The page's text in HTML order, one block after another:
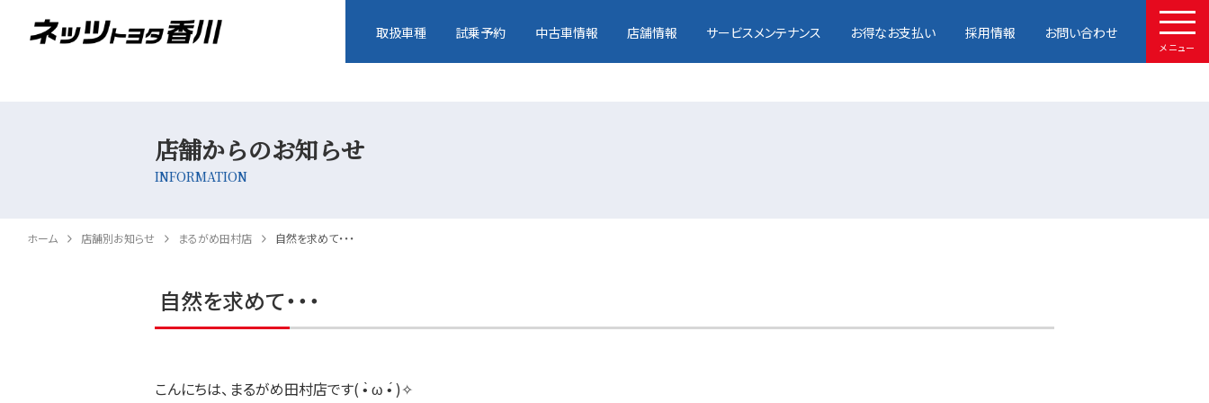
サービスメンテナンス
取扱車種 試乗予約 中古車情報 店舗情報 サービスメンテナンス お得なお支払い 採用情報 お問い合わせ
メニュー
店舗からのお知らせ
INFORMATION
ホーム 店舗別お知らせ まるがめ田村店 自然を求めて・・・
自然を求めて・・・
こんにちは、まるがめ田村店です( •̀ ω •́ )✧